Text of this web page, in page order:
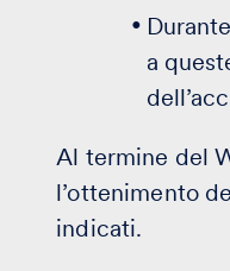
a
Al termine del
l’ottenimento
indicati.